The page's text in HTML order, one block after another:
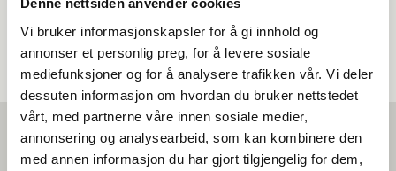
Vi bruker informasjonskapsler for å gi innhold og
annonser et personlig preg, for å levere sosiale
mediefunksjoner og for å analysere trafikken vår. Vi deler
dessuten informasjon om hvordan du bruker nettstedet
vårt, med partnerne våre innen sosiale medier,
annonsering og analysearbeid, som kan kombinere den
med annen informasjon du har gjort tilgjengelig for dem,
Mest lest akkurat nå
Årets flis hos Flisekompaniet